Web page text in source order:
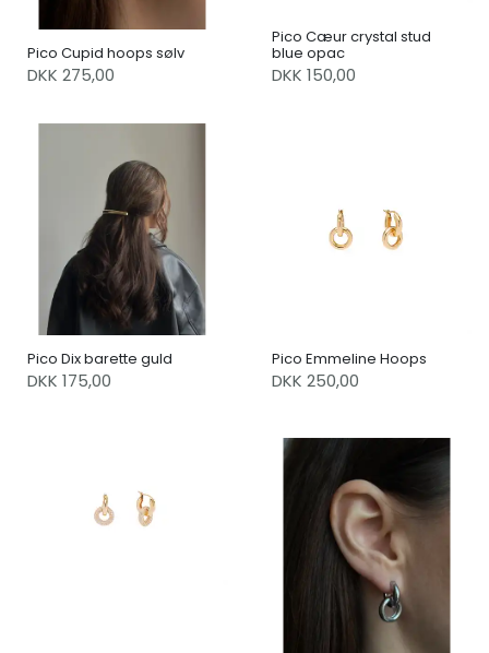
Pico Cupid hoops sølv
DKK 275,00
Pico Cæur crystal stud
blue opac
DKK 150,00
Pico Dix barette guld
DKK 175,00
Pico Emmeline Hoops
DKK 250,00